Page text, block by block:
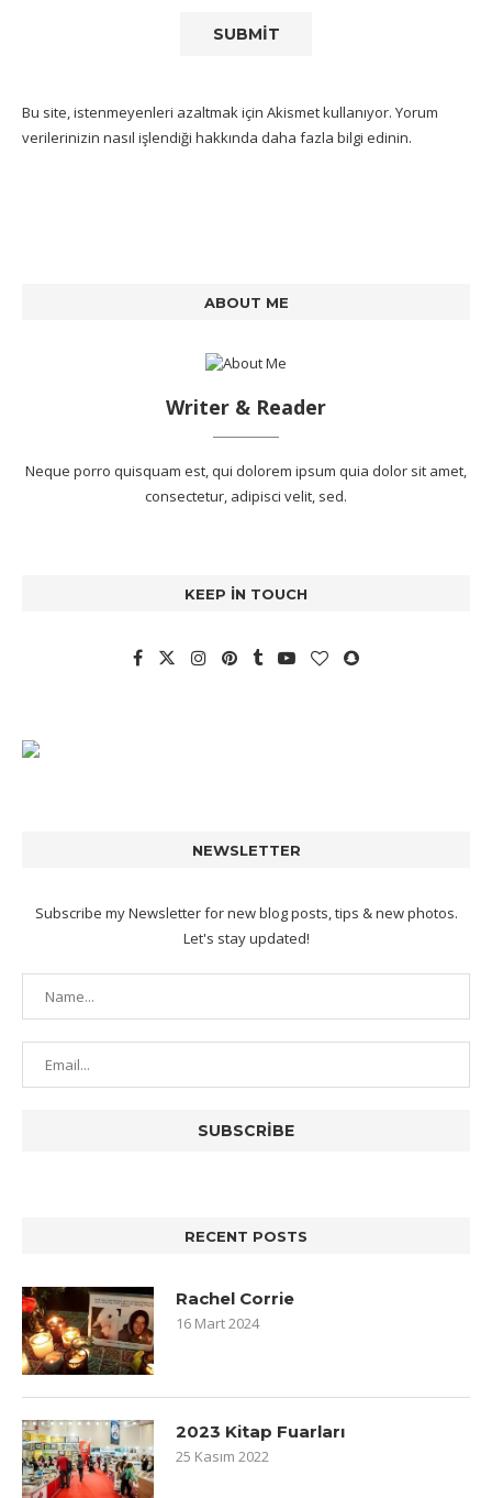
Bu site, istenmeyenleri azaltmak için Akismet kullanıyor. Yorum
verilerinizin nasıl işlendiği hakkında daha fazla bilgi edinin.
ABOUT ME
Writer & Reader
Neque porro quisquam est, qui dolorem ipsum quia dolor sit amet,
consectetur, adipisci velit, sed.
KEEP IN TOUCH
NEWSLETTER
Subscribe my Newsletter for new blog posts, tips & new photos.
Let's stay updated!
RECENT POSTS
Rachel Corrie
16 Mart 2024
2023 Kitap Fuarları
25 Kasım 2022